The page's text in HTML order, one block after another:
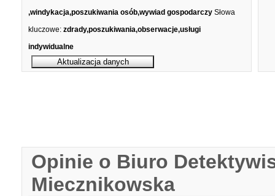
,windykacja,poszukiwania osób,wywiad gospodarczy Słowa
kluczowe: zdrady,poszukiwania,obserwacje,usługi
indywidualne
Opinie o Biuro
Miecznikowska